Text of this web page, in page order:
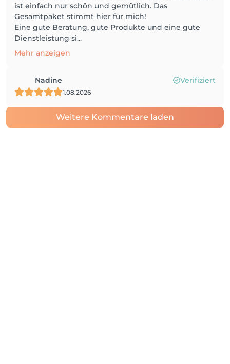
ist einfach nur schön und gemütlich. Das
Gesamtpaket stimmt hier für mich!
Eine gute Beratung, gute Produkte und eine gute
Dienstleistung si...
Mehr anzeigen
Nadine Verifiziert
1.08.2026
Weitere Kommentare laden